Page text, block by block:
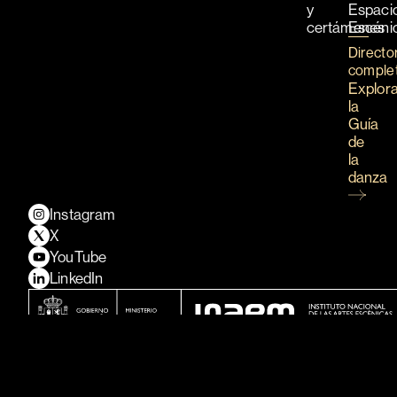
y
certámenes
la
Guía
de
la
danza
Instagram
X
YouTube
LinkedIn